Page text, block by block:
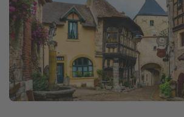
Tunisia
Malta
Canarie
Capo Verde
Tipo di vacanza